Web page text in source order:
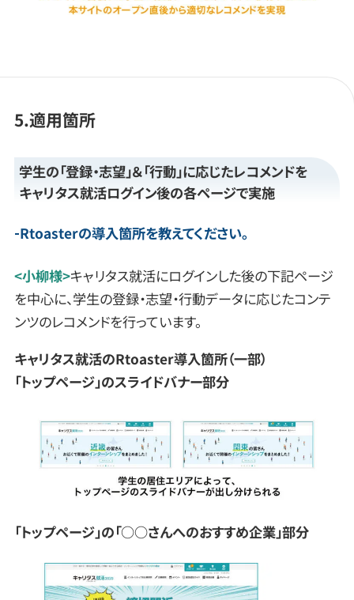
5.適用箇所
学生の「登録・志望」＆「行動」に応じたレコメンドを
キャリタス就活ログイン後の各ページで実施
Rtoasterの導入箇所を教えてください。
<小柳様>キャリタス就活にログインした後の下記ページ
を中心に、学生の登録・志望・行動データに応じたコンテ
ンツのレコメンドを行っています。
キャリタス就活のRtoaster導入箇所（一部）
「トップページ」のスライドバナー部分
「トップページ」の「○○さんへのおすすめ企業」部分